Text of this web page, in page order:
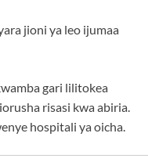
jioni ya leo ijumaa
gari lilitokea
risasi kwa abiria.
hospitali ya oicha.